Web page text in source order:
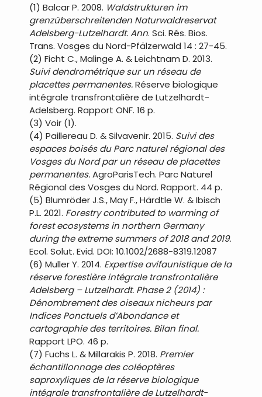
(1) Balcar P. 2008. Waldstrukturen im
grenzüberschreitenden Naturwaldreservat
Adelsberg-Lutzelhardt. Ann. Sci. Rés. Bios.
Trans. Vosges du Nord-Pfälzerwald 14 : 27-45.
(2) Ficht C., Malinge A. & Leichtnam D. 2013.
Suivi dendrométrique sur un réseau de
placettes permanentes.Réserve biologique
intégrale transfrontalière de Lutzelhardt-
Adelsberg. Rapport ONF. 16 p.
(3) Voir (1).
(4) Paillereau D. & Silvavenir. 2015. Suivi des
espaces boisés du Parc naturel régional des
Vosges du Nord par un réseau de placettes
permanentes.AgroParisTech. Parc Naturel
Régional des Vosges du Nord. Rapport. 44 p.
(5) Blumröder J.S., May F., Härdtle W. & Ibisch
P.L. 2021. Forestry contributed to warming of
forest ecosystems in northern Germany
during the extreme summers of 2018 and 2019.
Ecol. Solut. Evid. DOI: 10.1002/2688-8319.12087
(6) Muller Y. 2014. Expertise avifaunistique de la
réserve forestière intégrale transfrontalière
Adelsberg – Lutzelhardt. Phase 2 (2014) :
Dénombrement des oiseaux nicheurs par
Indices Ponctuels dʼAbondance et
cartographie des territoires. Bilan final.
Rapport LPO. 46 p.
(7) Fuchs L. & Millarakis P. 2018. Premier
échantillonnage des coléoptères
saproxyliques de la réserve biologique
intégrale transfrontalière de Lutzelhardt-